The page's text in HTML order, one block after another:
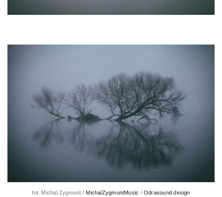
fot. Michał Zygmunt / MichalZygmuntMusic /Odrasound.design